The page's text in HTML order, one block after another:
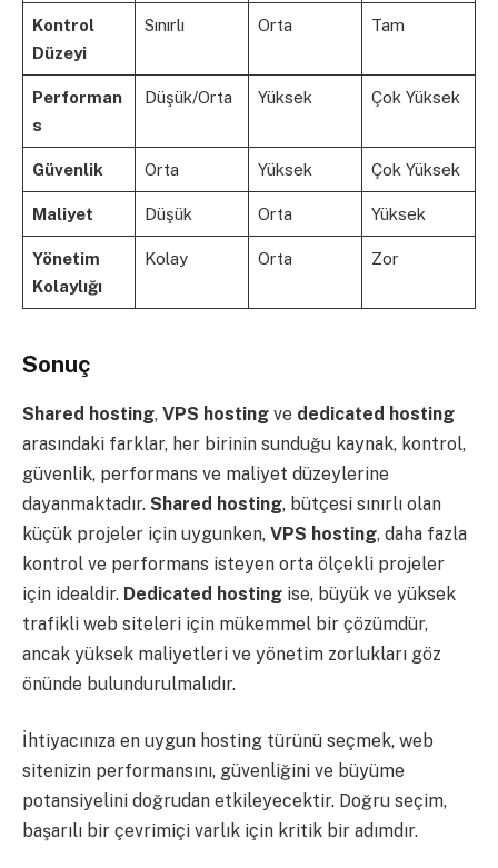
Kontrol
Düzeyi
Sınırlı Orta Tam
Performan
s
Düşük/Orta Yüksek Çok Yüksek
Güvenlik Orta Yüksek Çok Yüksek
Maliyet Düşük Orta Yüksek
Yönetim
Kolaylığı
Kolay Orta Zor
Sonuç
Shared hosting, VPS hosting ve dedicated hosting
arasındaki farklar, her birinin sunduğu kaynak, kontrol,
güvenlik, performans ve maliyet düzeylerine
dayanmaktadır. Shared hosting, bütçesi sınırlı olan
küçük projeler için uygunken, VPS hosting, daha fazla
kontrol ve performans isteyen orta ölçekli projeler
için idealdir. Dedicated hosting ise, büyük ve yüksek
trafikli web siteleri için mükemmel bir çözümdür,
ancak yüksek maliyetleri ve yönetim zorlukları göz
önünde bulundurulmalıdır.
İhtiyacınıza en uygun hosting türünü seçmek, web
sitenizin performansını, güvenliğini ve büyüme
potansiyelini doğrudan etkileyecektir. Doğru seçim,
başarılı bir çevrimiçi varlık için kritik bir adımdır.